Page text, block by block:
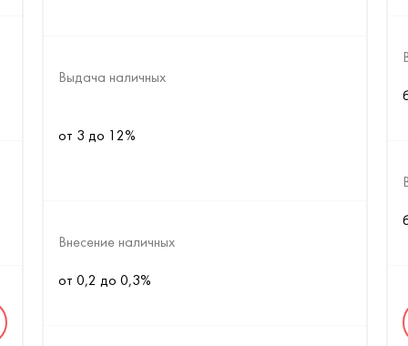
Выдача наличных
от 3 до 12%
Внесение наличных
от 0,2 до 0,3%